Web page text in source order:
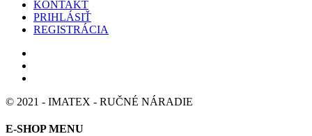
KONTAKT
PRIHLÁSIŤ
REGISTRÁCIA
© 2021 - IMATEX - RUČNÉ NÁRADIE
E-SHOP MENU